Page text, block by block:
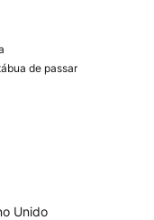
de passar
Unido